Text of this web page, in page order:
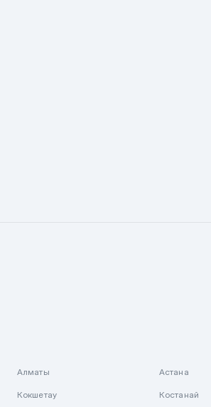
Алматы Астана
Кокшетау Костанай